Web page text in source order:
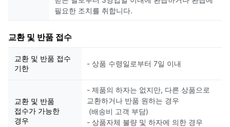
필요한 조치를 취합니다.
교환 및 반품 접수
교환 및 반품 접수
기한
- 상품 수령일로부터 7일 이내
교환 및 반품
접수가 가능한
경우
- 제품의 하자는 없지만, 다른 상품으로
교환하거나 반품 원하는 경우
(배송비 고객 부담)
- 상품자체 불량 및 하자에 의한 경우